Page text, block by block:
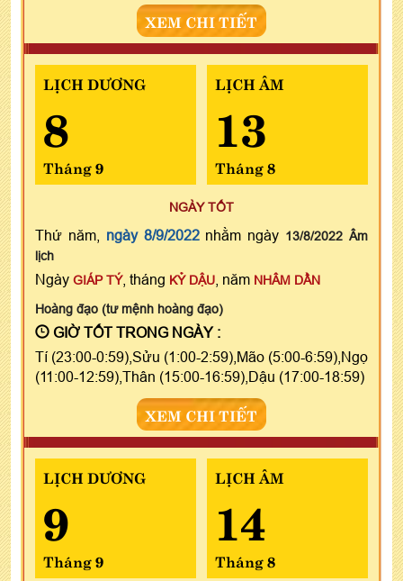
XEM CHI TIẾT
LỊCH DƯƠNG
8
Tháng 9
LỊCH ÂM
13
Tháng 8
NGÀY TỐT
Thứ năm, ngày 8/9/2022nhằm ngày 13/8/2022 Âm
lịch
Ngày GIÁP TÝ, tháng KỶ DẬU , năm NHÂM DẦN
Hoàng đạo (tư mệnh hoàng đạo)
GIỜ TỐT TRONG NGÀY :
Tí (23:00-0:59),Sửu (1:00-2:59),Mão (5:00-6:59),Ngọ
(11:00-12:59),Thân (15:00-16:59),Dậu (17:00-18:59)
XEM CHI TIẾT
LỊCH DƯƠNG
9
Tháng 9
LỊCH ÂM
14
Tháng 8